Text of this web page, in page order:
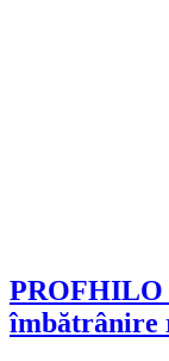
PROFHILO
îmbătrânire